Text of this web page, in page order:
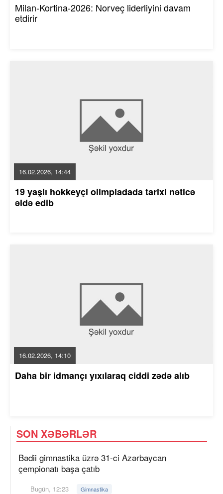
Milan-Kortina-2026: Norveç liderliyini davam
etdirir
16.02.2026, 14:44
19 yaşlı hokkeyçi olimpiadada tarixi nəticə
əldə edib
16.02.2026, 14:10
Daha bir idmançı yıxılaraq ciddi zədə alıb
SON XƏBƏRLƏR
Bədii gimnastika üzrə 31-ci Azərbaycan
çempionatı başa çatıb
Bugün, 12:23 Gimnastika